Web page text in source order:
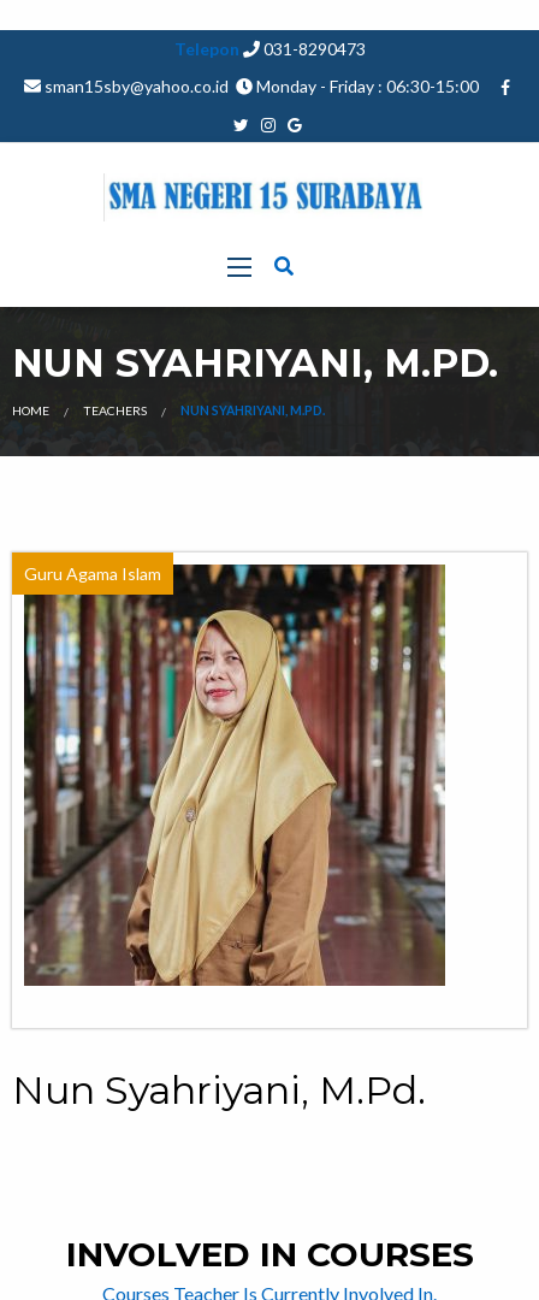
Telepon
031-8290473
sman15sby@yahoo.co.id
Monday - Friday : 06:30-15:00
NUN SYAHRIYANI, M.PD.
HOME TEACHERS NUN SYAHRIYANI, M.PD.
Guru Agama Islam
Nun Syahriyani, M.Pd.
INVOLVED IN COURSES
Courses Teacher Is Currently Involved In.